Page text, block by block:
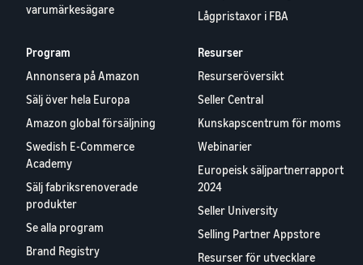
varumärkesägare
Lågpristaxor i FBA
Program
Annonsera på Amazon
Sälj över hela Europa
Amazon global försäljning
Swedish E-Commerce
Academy
Sälj fabriksrenoverade
produkter
Se alla program
Brand Registry
Resurser
Resurseröversikt
Seller Central
Kunskapscentrum för moms
Webinarier
Europeisk säljpartnerrapport
2024
Seller University
Selling Partner Appstore
Resurser för utvecklare